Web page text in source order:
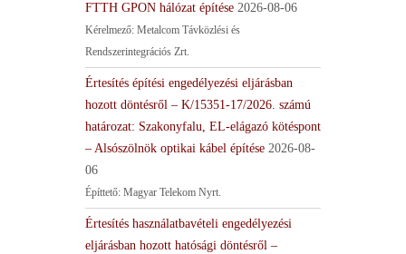
FTTH GPON hálózat építése 2026-08-06
Kérelmező: Metalcom Távközlési és
Rendszerintegrációs Zrt.
Értesítés építési engedélyezési eljárásban
hozott döntésről – K/15351-17/2026. számú
határozat: Szakonyfalu, EL-elágazó kötéspont
– Alsószölnök optikai kábel építése 2026-08-
06
Építtető: Magyar Telekom Nyrt.
Értesítés használatbavételi engedélyezési
eljárásban hozott hatósági döntésről –